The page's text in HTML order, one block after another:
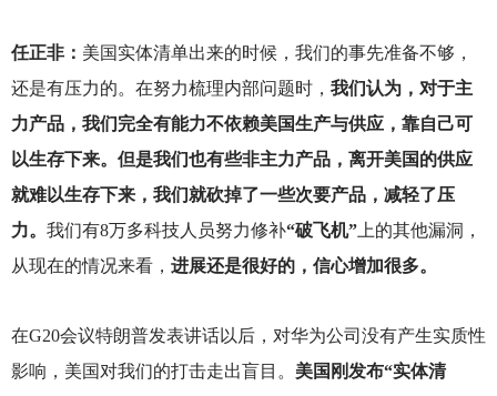
任正非： 美国实体清单出来的时候，我们的事先准备不够，
还是有压力的。在努力梳理内部问题时， 我们认为，对于主
力产品，我们完全有能力不依赖美国生产与供应，靠自己可
以生存下来。但是我们也有些非主力产品，离开美国的供应
就难以生存下来，我们就砍掉了一些次要产品，减轻了压
力。 我们有8万多科技人员努力修补“破飞机”上的其他漏洞，
从现在的情况来看， 进展还是很好的，信心增加很多。
在G20会议特朗普发表讲话以后，对华为公司没有产生实质性
影响，美国对我们的打击走出盲目。 美国刚发布“实体清